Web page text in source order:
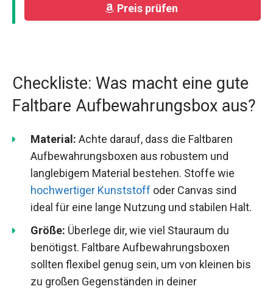
Preis prüfen
Checkliste: Was macht eine gute
Faltbare Aufbewahrungsbox aus?
Material: Achte darauf, dass die Faltbaren
Aufbewahrungsboxen aus robustem und
langlebigem Material bestehen. Stoffe wie
hochwertiger Kunststoff oder Canvas sind
ideal für eine lange Nutzung und stabilen Halt.
Größe: Überlege dir, wie viel Stauraum du
benötigst. Faltbare Aufbewahrungsboxen
sollten flexibel genug sein, um von kleinen bis
zu großen Gegenständen in deiner